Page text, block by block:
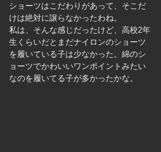
ショーツはこだわりがあって、そこだ
けは絶対に譲らなかったわね。
私は、そんな感じだったけど、高校2年
生くらいだとまだナイロンのショーツ
を履いている子は少なかった。綿のシ
ョーツでかわいいワンポイントみたい
なのを履いてる子が多かったかな。